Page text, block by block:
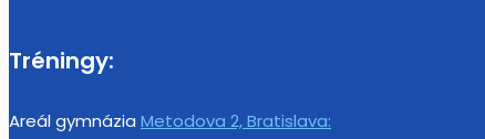
Tréningy:
Areál gymnázia Metodova 2, Bratislava: